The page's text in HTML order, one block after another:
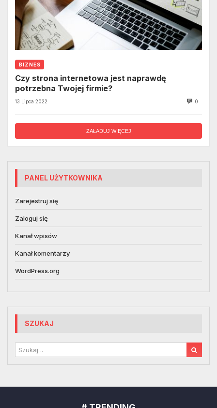
BIZNES
Czy strona internetowa jest naprawdę
potrzebna Twojej firmie?
13 Lipca 2022 0
ZAŁADUJ WIĘCEJ
PANEL UŻYTKOWNIKA
Zarejestruj się
Zaloguj się
Kanał wpisów
Kanał komentarzy
WordPress.org
SZUKAJ